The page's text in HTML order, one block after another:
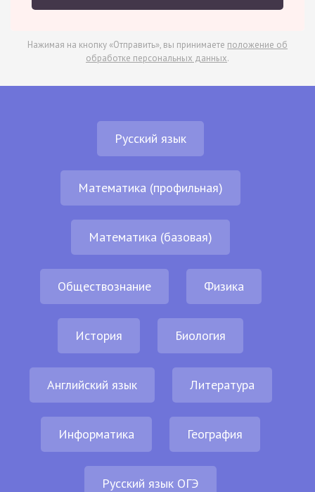
Нажимая на кнопку «Отправить», вы принимаете положение об
обработке персональных данных.
Русский язык
Математика (профильная)
Математика (базовая)
Обществознание Физика
История Биология
Английский язык Литература
Информатика География
Русский язык ОГЭ